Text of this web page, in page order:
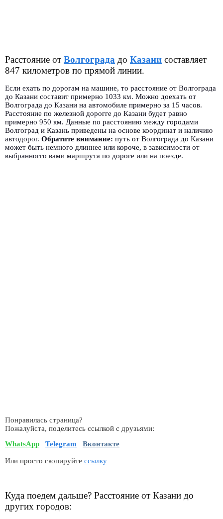
Расстояние от Волгограда до Казани составляет
847 километров по прямой линии.
Если ехать по дорогам на машине, то расстояние от Волгограда
до Казани составит примерно 1033 км. Можно доехать от
Волгограда до Казани на автомобиле примерно за 15 часов.
Расстояние по железной дорогге до Казани будет равно
примерно 950 км. Данные по расстоянию между городами
Волгоград и Казань приведены на основе координат и наличию
автодорог. Обратите внимание: путь от Волгограда до Казани
может быть немного длиннее или короче, в зависимости от
выбранногго вами маршрута по дороге или на поезде.
Понравилась страница?
Пожалуйста, поделитесь ссылкой с друзьями:
WhatsApp
Telegram Вконтакте
Или просто скопируйте ссылку
Куда поедем дальше? Расстояние от Казани до
других городов: